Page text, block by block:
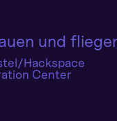
und
Hackspace
Center